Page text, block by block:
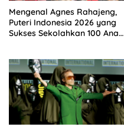
Mengenal Agnes Rahajeng,
Puteri Indonesia 2026 yang
Sukses Sekolahkan 100 Anak